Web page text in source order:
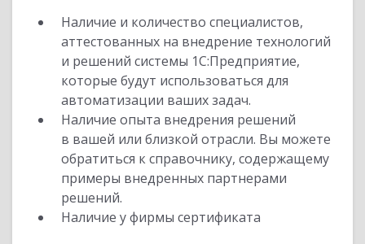
Наличие и количество специалистов,
аттестованных на внедрение технологий
и решений системы 1С:Предприятие,
которые будут использоваться для
автоматизации ваших задач.
Наличие опыта внедрения решений
в вашей или близкой отрасли. Вы можете
обратиться к справочнику, содержащему
примеры внедренных партнерами
решений.
Наличие у фирмы сертификата